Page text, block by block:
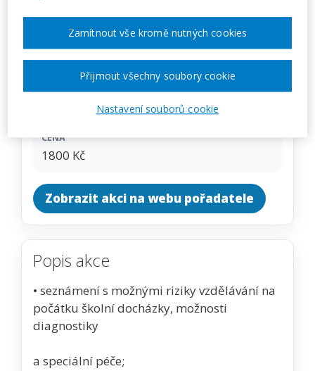
CENA
1800 Kč
Zobrazit akci na webu pořadatele
Popis akce
• seznámení s možnými riziky vzdělávání na
počátku školní docházky, možnosti
diagnostiky
a speciální péče;
Nastavení souborů cookie
Zamítnout vše kromě nutných cookies
Přijmout všechny soubory cookie